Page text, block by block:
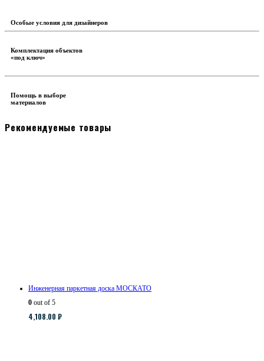
Особые условия для дизайнеров
Комплектация объектов
«под ключ»
Помощь в выборе
материалов
Рекомендуемые товары
Инженерная паркетная доска МОСКАТО
0 out of 5
4,108.00 ₽